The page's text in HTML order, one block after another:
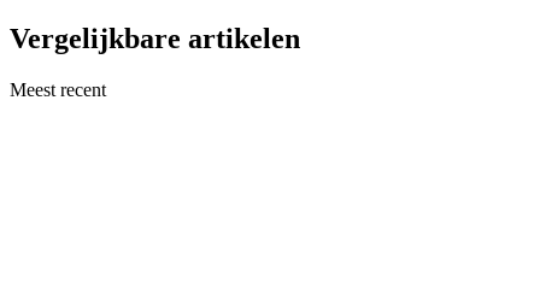
Vergelijkbare artikelen
Meest recent